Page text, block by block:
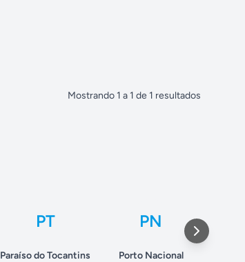
Mostrando 1 a 1 de 1 resultados
PT
Paraíso do Tocantins
PN
Porto Nacional